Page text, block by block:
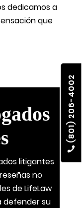
(801) 206-4002
dedicamos a
que
litigantes
no
de LifeLaw
defender su